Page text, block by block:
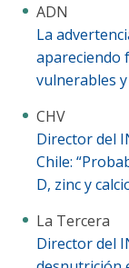
ADN
La
apareciendo
vulnerables
CHV
Director del
Chile:
D, zinc y
La Tercera
Director del